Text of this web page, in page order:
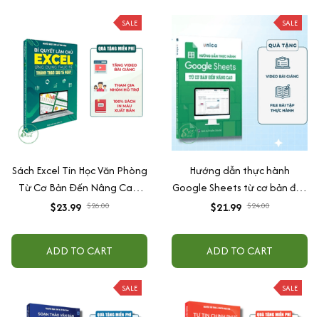
SALE
Sách Excel Tin Học Văn Phòng
Từ Cơ Bản Đến Nâng Cao,
Tặng Video Hướng Dẫn + File
$23.99 $26.00
ADD TO CART
SALE
Hướng dẫn thực hành
Google Sheets từ cơ bản đến
nâng cao kèm video bài
$21.99 $24.00
ADD TO CART
SALE SALE